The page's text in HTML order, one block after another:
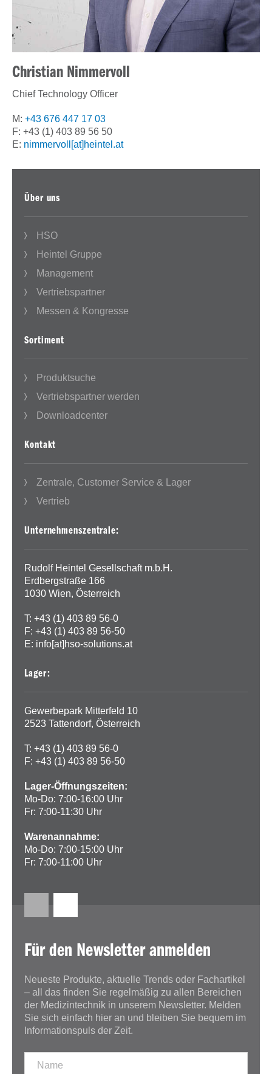
Christian Nimmervoll
Chief Technology Officer
M: +43 676 447 17 03
F: +43 (1) 403 89 56 50
E: nimmervoll[at]heintel.at
Über uns
HSO
Heintel Gruppe
Management
Vertriebspartner
Messen & Kongresse
Sortiment
Produktsuche
Vertriebspartner werden
Downloadcenter
Kontakt
Zentrale, Customer Service & Lager
Vertrieb
Unternehmenszentrale:
Rudolf Heintel Gesellschaft m.b.H.
Erdbergstraße 166
1030 Wien, Österreich
T: +43 (1) 403 89 56-0
F: +43 (1) 403 89 56-50
E: info[at]hso-solutions.at
Lager:
Gewerbepark Mitterfeld 10
2523 Tattendorf, Österreich
T: +43 (1) 403 89 56-0
F: +43 (1) 403 89 56-50
Lager-Öffnungszeiten:
Mo-Do: 7:00-16:00 Uhr
Fr: 7:00-11:30 Uhr
Warenannahme:
Mo-Do: 7:00-15:00 Uhr
Fr: 7:00-11:00 Uhr
Für den Newsletter anmelden
Neueste Produkte, aktuelle Trends oder Fachartikel
– all das finden Sie regelmäßig zu allen Bereichen
der Medizintechnik in unserem Newsletter. Melden
Sie sich einfach hier an und bleiben Sie bequem im
Informationspuls der Zeit.